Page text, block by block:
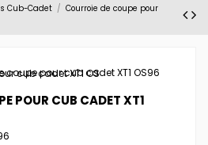
Cub-Cadet
Courroie de coupe pour
POUR CUB CADET XT1